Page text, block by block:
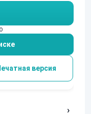
версия